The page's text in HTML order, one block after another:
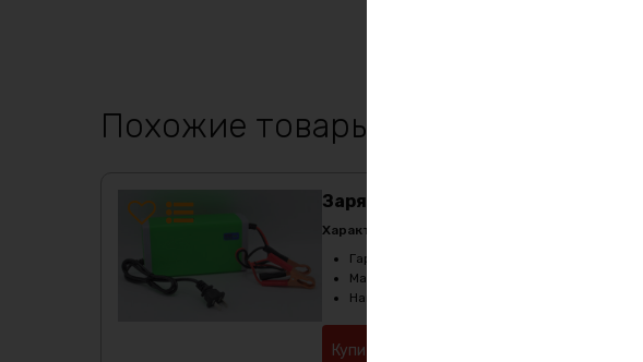
Похожие товары
Зарядное устройство Li-ion 12в 10А
Характеристики:
Гарантия
Масса
Напряжение
Купить в 1 клик